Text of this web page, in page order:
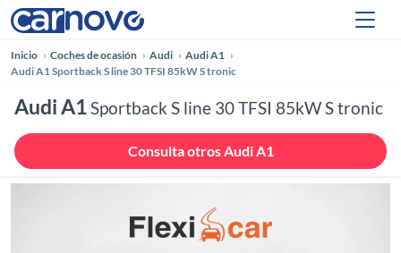
Inicio Coches de ocasión Audi
Audi A1
Audi A1 Sportback S line 30 TFSI 85kW S tronic
Audi A1Sportback S line 30 TFSI 85kW S tronic
Consulta otros Audi A1